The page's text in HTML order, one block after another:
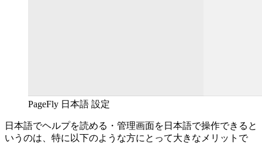
PageFly 日本語 設定
日本語でヘルプを読める・管理画面を日本語で操作できると
いうのは、特に以下のような方にとって大きなメリットで